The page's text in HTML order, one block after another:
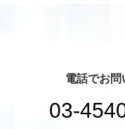
電話でお問
03-